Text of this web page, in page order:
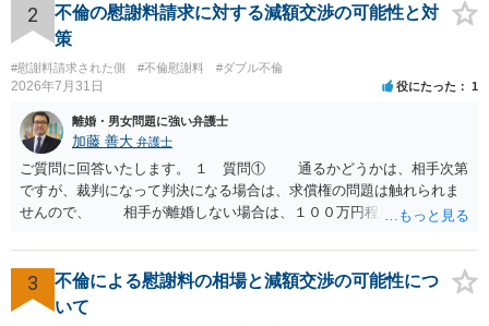
やり取り等の経緯、誓約書の内容等を踏まえて、関係を清算するため
の 金銭であったと評価される可能性はあると考えます。 ② 「今後一
どの程度証拠価値があるのか ⇒前後のやり取りや誓約書の具体的内容
を見ない限り、具体的な判断はできませんが、一定の証拠価値はある
と考えます。 ③ 借用書があっても、後から100万円を貸付扱いに変更
することは認められるのか。 ⇒おそらく１００万円は不当利得（受け
取る正当な権利がないのに利益を取得した）として返還請求されてい
るものかと推察しますので、 貸金返還ではないかと存じます。 ④ 私
は現在、収入も不安定で貯金もなくリボ払い借金が既に約100万あり。
今年に再婚したが主人はお金に厳しい為、一括で220万円を支払う事は
困難 仮に裁判で敗訴した場合でも、分割払いになる可能性はあります
か。 ⇒判決となり敗訴してしまった場合は、強制執行により不動産等
の財産を差し押さえられ、そこから債権回収が図られることになりま
すが、 和解であれば柔軟な解決が可能ですので、その場合は分割払
2
不倫の慰謝料請求に対する減額交渉の可能性と対
策
#慰謝料請求された側 #不倫慰謝料 #ダブル不倫
2026年7月31日 役にたった 1
離婚・男女問題に強い弁護士
加藤 善大 弁護士
ご質問に回答いたします。 １ 質問① 通るかどうかは、相手次第
ですが、裁判になって判決になる場合は、求償権の問題は触れられま
せんので、 相手が離婚しない場合は、１００万円程度となる可能
するデメリットはありますから（経済的、時間的、精神的負担等）、
反対にご自身が、裁判も辞さずという姿勢を示すことで、プラス
に働く可能性は有り得ます。 交渉で解決する多くの場合は、相手
3
不倫による慰謝料の相場と減額交渉の可能性につ
いて